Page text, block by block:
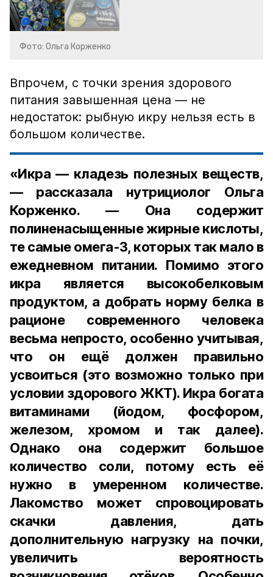
Фото: Ольга Корженко
Впрочем, с точки зрения здорового
питания завышенная цена — не
недостаток: рыбную икру нельзя есть в
большом количестве.
«Икра — кладезь полезных веществ,
— рассказала нутрициолог Ольга
Корженко. — Она содержит
полиненасыщенные жирные кислоты,
те самые омега-3, которых так мало в
ежедневном питании. Помимо этого
икра является высокобелковым
продуктом, а добрать норму белка в
рационе современного человека
весьма непросто, особенно учитывая,
что он ещё должен правильно
усвоиться (это возможно только при
условии здорового ЖКТ). Икра богата
витаминами (йодом, фосфором,
железом, хромом и так далее).
Однако она содержит большое
количество соли, потому есть её
нужно в умеренном количестве.
Лакомство может спровоцировать
скачки давления, дать
дополнительную нагрузку на почки,
увеличить вероятность